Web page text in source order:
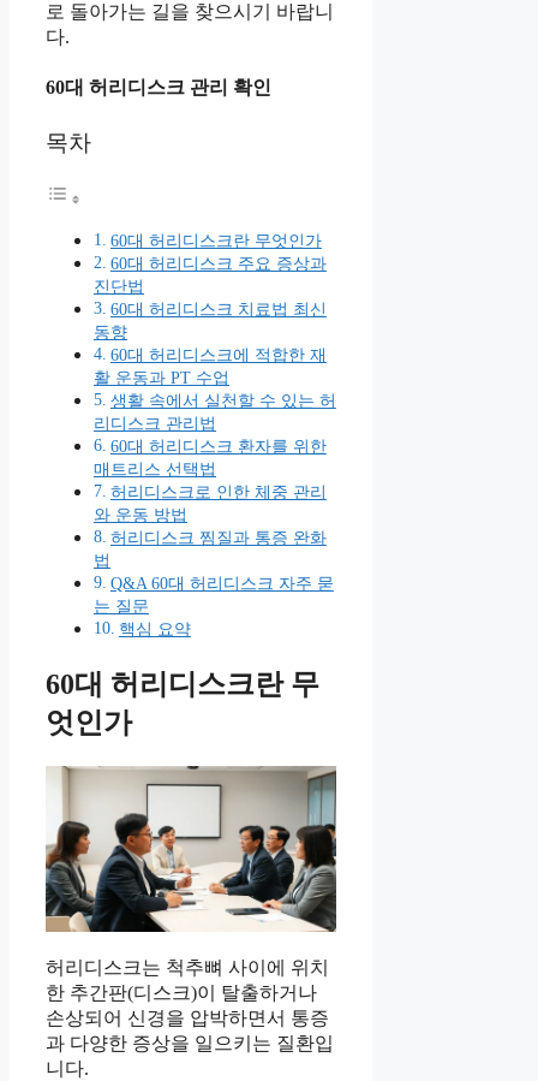
로 돌아가는 길을 찾으시기 바랍니
다.
60대 허리디스크 관리 확인
목차
60대 허리디스크란 무엇인가
60대 허리디스크 주요 증상과
진단법
60대 허리디스크 치료법 최신
동향
60대 허리디스크에 적합한 재
활 운동과 PT 수업
생활 속에서 실천할 수 있는 허
리디스크 관리법
60대 허리디스크 환자를 위한
매트리스 선택법
허리디스크로 인한 체중 관리
와 운동 방법
허리디스크 찜질과 통증 완화
법
Q&A 60대 허리디스크 자주 묻
는 질문
핵심 요약
60대 허리디스크란 무
엇인가
허리디스크는 척추뼈 사이에 위치
한 추간판(디스크)이 탈출하거나
손상되어 신경을 압박하면서 통증
과 다양한 증상을 일으키는 질환입
니다.